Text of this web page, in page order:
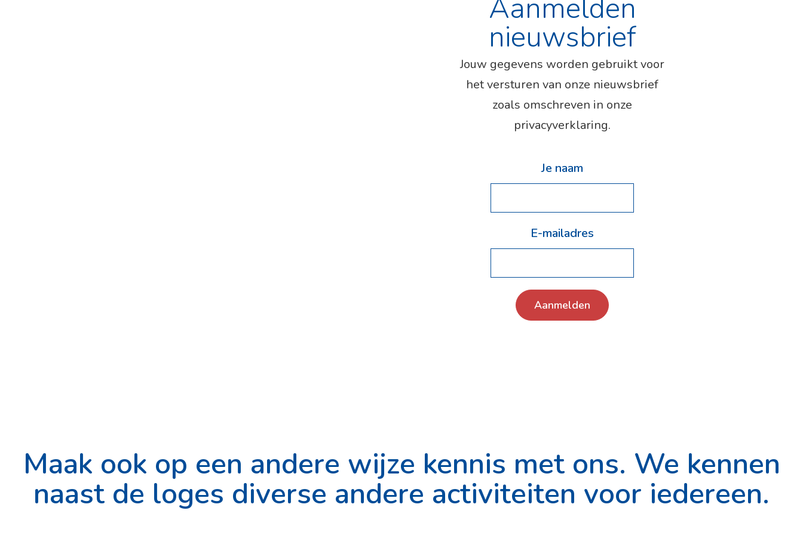
Aanmelden
nieuwsbrief
Jouw gegevens worden gebruikt voor
het versturen van onze nieuwsbrief
zoals omschreven in onze
privacyverklaring.
Je naam
E-mailadres
Aanmelden
Maak ook op een andere wijze kennis met ons. We kennen
naast de loges diverse andere activiteiten voor iedereen.